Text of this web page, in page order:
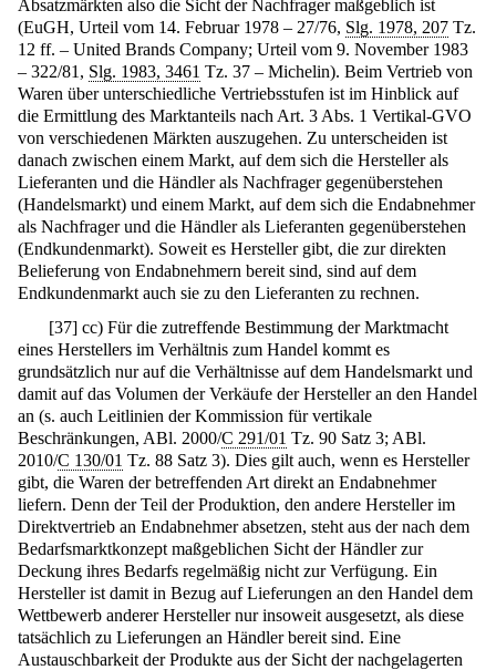
Absatzmärkten also die Sicht der Nachfrager maßgeblich ist
(EuGH, Urteil vom 14. Februar 1978 – 27/76, Slg. 1978, 207 Tz.
12 ff. – United Brands Company; Urteil vom 9. November 1983
– 322/81, Slg. 1983, 3461 Tz. 37 – Michelin). Beim Vertrieb von
Waren über unterschiedliche Vertriebsstufen ist im Hinblick auf
die Ermittlung des Marktanteils nach Art. 3 Abs. 1 Vertikal-GVO
von verschiedenen Märkten auszugehen. Zu unterscheiden ist
danach zwischen einem Markt, auf dem sich die Hersteller als
Lieferanten und die Händler als Nachfrager gegenüberstehen
(Handelsmarkt) und einem Markt, auf dem sich die Endabnehmer
als Nachfrager und die Händler als Lieferanten gegenüberstehen
(Endkundenmarkt). Soweit es Hersteller gibt, die zur direkten
Belieferung von Endabnehmern bereit sind, sind auf dem
Endkundenmarkt auch sie zu den Lieferanten zu rechnen.
[37] cc) Für die zutreffende Bestimmung der Marktmacht
eines Herstellers im Verhältnis zum Handel kommt es
grundsätzlich nur auf die Verhältnisse auf dem Handelsmarkt und
damit auf das Volumen der Verkäufe der Hersteller an den Handel
an (s. auch Leitlinien der Kommission für vertikale
Beschränkungen, ABl. 2000/C 291/01 Tz. 90 Satz 3; ABl.
2010/C 130/01 Tz. 88 Satz 3). Dies gilt auch, wenn es Hersteller
gibt, die Waren der betreffenden Art direkt an Endabnehmer
liefern. Denn der Teil der Produktion, den andere Hersteller im
Direktvertrieb an Endabnehmer absetzen, steht aus der nach dem
Bedarfsmarktkonzept maßgeblichen Sicht der Händler zur
Deckung ihres Bedarfs regelmäßig nicht zur Verfügung. Ein
Hersteller ist damit in Bezug auf Lieferungen an den Handel dem
Wettbewerb anderer Hersteller nur insoweit ausgesetzt, als diese
tatsächlich zu Lieferungen an Händler bereit sind. Eine
Austauschbarkeit der Produkte aus der Sicht der nachgelagerten